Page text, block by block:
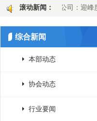
滚动新闻：
时 永安发电公司：迎峰
线装置升级 国网上杭县
综合新闻
本部动态
协会动态
行业要闻